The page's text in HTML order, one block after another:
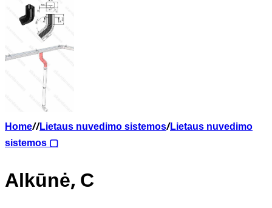
Home//Lietaus nuvedimo sistemos/Lietaus nuvedimo
sistemos ▢
Alkūnė, C